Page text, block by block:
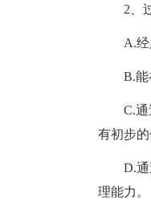
2、
A.
B.能
C.
有初步的
D.
理能力。